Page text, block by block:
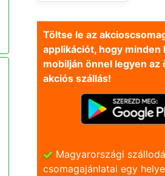
Töltse le az
applikációt, hogy minden
mobilján önnel legyen az
akciós szállás!
Magyarországi
csomagajánlatai egy